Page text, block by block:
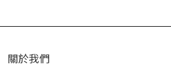
關於我們